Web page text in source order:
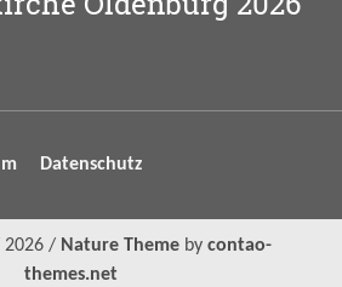
Datenschutz
2026 / Nature Theme by contao-
themes.net